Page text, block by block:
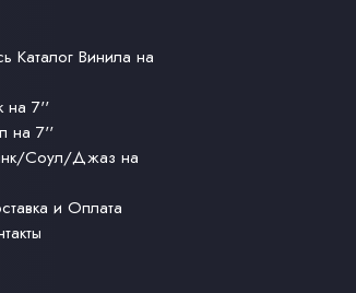
Каталог Винила на
на 7''
на 7''
Соул/Джаз на
и Оплата